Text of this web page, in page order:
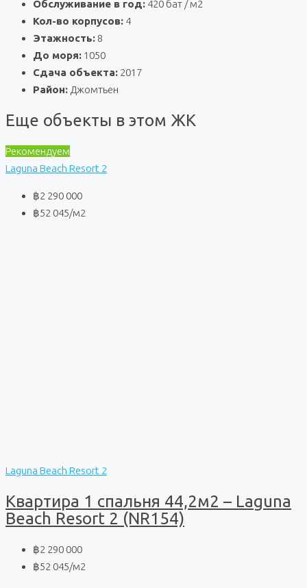
Обслуживание в год: 420 бат / м2
Кол-во корпусов: 4
Этажность: 8
До моря: 1050
Сдача объекта: 2017
Район: Джомтьен
Еще объекты в этом ЖК
Рекомендуем
Laguna Beach Resort 2
฿2 290 000
฿52 045/м2
Laguna Beach Resort 2
Квартира 1 спальня 44,2м2 – Laguna
Beach Resort 2 (NR154)
฿2 290 000
฿52 045/м2